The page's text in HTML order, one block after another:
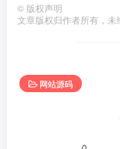
© 版权声明
文章版权归作者所有，未
网站源码